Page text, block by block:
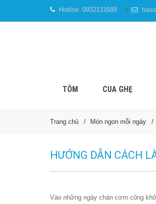
Hotline: 0932131689
TÔM CUA GHẸ
Trang chủ Món ngon mỗi ngày
HƯỚNG DẪN CÁCH
Vào những ngày chán cơm cũng